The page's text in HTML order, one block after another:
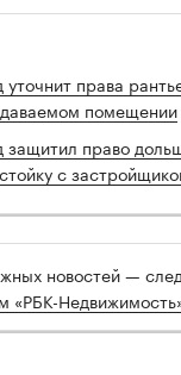
права
помещении
защитил право
с
новостей —
«РБК-